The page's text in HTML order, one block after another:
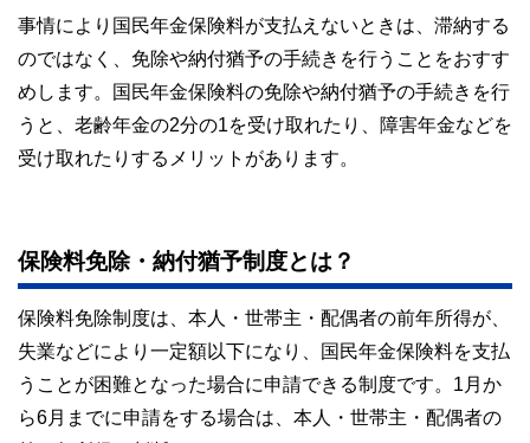
事情により国民年金保険料が支払えないときは、滞納する
のではなく、免除や納付猶予の手続きを行うことをおすす
めします。国民年金保険料の免除や納付猶予の手続きを行
うと、老齢年金の2分の1を受け取れたり、障害年金などを
受け取れたりするメリットがあります。
保険料免除・納付猶予制度とは？
保険料免除制度は、本人・世帯主・配偶者の前年所得が、
失業などにより一定額以下になり、国民年金保険料を支払
うことが困難となった場合に申請できる制度です。1月か
ら6月までに申請をする場合は、本人・世帯主・配偶者の